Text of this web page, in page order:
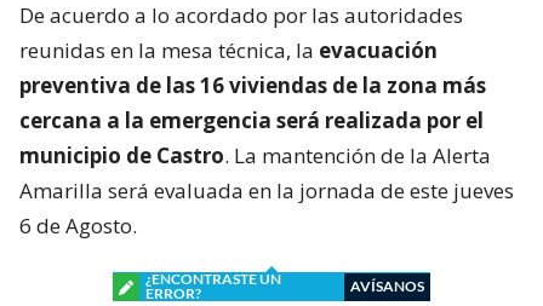
De acuerdo a lo acordado por las autoridades
reunidas en la mesa técnica, la evacuación
preventiva de las 16 viviendas de la zona más
cercana a la emergencia será realizada por el
municipio de Castro. La mantención de la Alerta
Amarilla será evaluada en la jornada de este jueves
6 de Agosto.
¿ENCONTRASTE UN
ERROR?
AVÍSANOS